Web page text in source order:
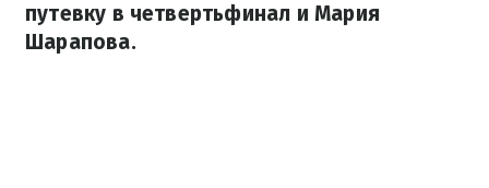
путевку в четвертьфинал и Мария
Шарапова.